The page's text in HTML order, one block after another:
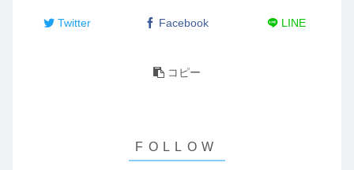
Twitter Facebook LINE
コピー